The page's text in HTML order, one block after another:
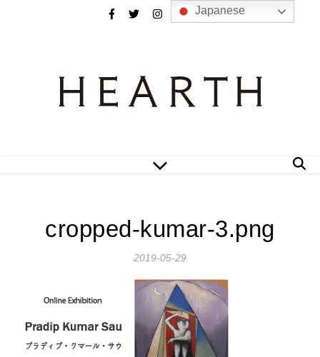
cropped-kumar-3.png
2019-05-29
Japanese